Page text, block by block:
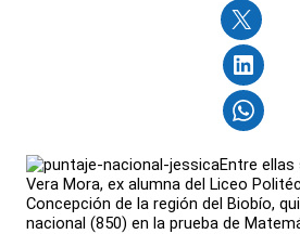
Entre
Vera Mora, ex alumna del Liceo
Concepción de la región del Biobío,
nacional (850) en la prueba de